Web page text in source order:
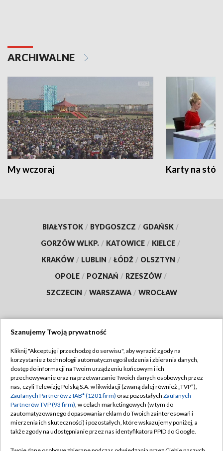
ARCHIWALNE
My wczoraj Karty na
BIAŁYSTOK / BYDGOSZCZ / GDAŃSK /
GORZÓW WLKP. / KATOWICE / KIELCE /
KRAKÓW / LUBLIN / ŁÓDŹ / OLSZTYN /
OPOLE / POZNAŃ / RZESZÓW /
SZCZECIN / WARSZAWA / WROCŁAW
TVP
Abonament TVP
Emisja w TVP
Centrum informacji TVP
Naziemna Telewizja Cyfrowa
Regulamin TVP
Polityka prywatności
Moje zgody
Pomoc
Szanujemy Twoją prywatność
Kliknij "Akceptuję i przechodzę do serwisu", aby wyrazić zgody na
korzystanie z technologii automatycznego śledzenia i zbierania danych,
dostęp do informacji na Twoim urządzeniu końcowym i ich
przechowywanie oraz na przetwarzanie Twoich danych osobowych przez
nas, czyli Telewizję Polską S.A. w likwidacji (zwaną dalej również „TVP”),
Zaufanych Partnerów z IAB* (1201 firm) oraz pozostałych Zaufanych
Partnerów TVP (93 firm), w celach marketingowych (w tym do
zautomatyzowanego dopasowania reklam do Twoich zainteresowań i
mierzenia ich skuteczności) i pozostałych, które wskazujemy poniżej, a
także zgody na udostępnianie przez nas identyfikatora PPID do Google.